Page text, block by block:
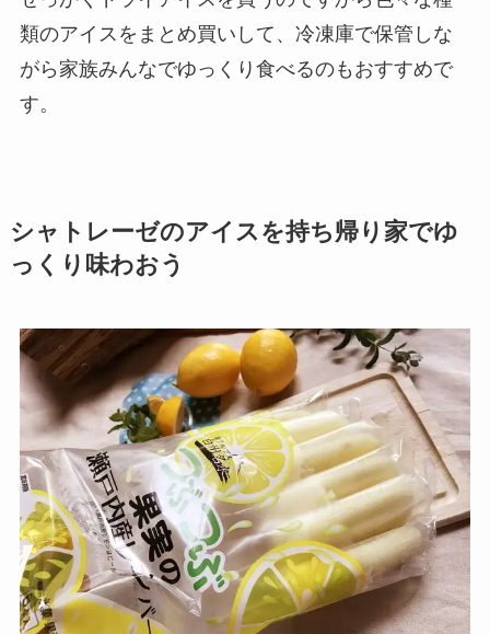
類のアイスをまとめ買いして、冷凍庫で保管しな
がら家族みんなでゆっくり食べるのもおすすめで
す。
シャトレーゼのアイスを持ち帰り家でゆ
っくり味わおう